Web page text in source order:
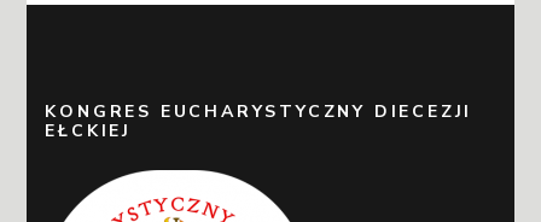
KONGRES EUCHARYSTYCZNY DIECEZJI
EŁCKIEJ